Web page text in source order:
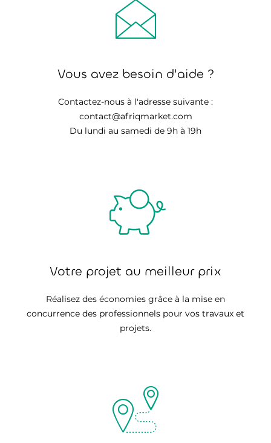
Vous avez besoin d'aide ?
Contactez-nous à l'adresse suivante :
contact@afriqmarket.com
Du lundi au samedi de 9h à 19h
Votre projet au meilleur prix
Réalisez des économies grâce à la mise en
concurrence des professionnels pour vos travaux et
projets.